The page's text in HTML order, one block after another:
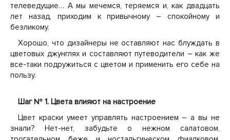
телеведущие… А мы мечемся, теряемся и, как двадцать
лет назад, приходим к привычному – спокойному и
безликому.
Хорошо, что дизайнеры не оставляют нас блуждать в
цветовых джунглях и составляют путеводители – как же
все-таки подружиться с цветом и применить его себе на
пользу.
Шаг № 1. Цвета влияют на настроение
Цвет краски умеет управлять настроением – а вы не
знали? Нет-нет, забудьте о нежном салатовом,